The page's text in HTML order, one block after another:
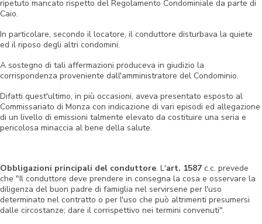
ripetuto mancato rispetto del Regolamento Condominiale da parte di
Caio.
In particolare, secondo il locatore, il conduttore disturbava la quiete
ed il riposo degli altri condomini.
A sostegno di tali affermazioni produceva in giudizio la
corrispondenza proveniente dall'amministratore del Condominio.
Difatti quest'ultimo, in più occasioni, aveva presentato esposto al
Commissariato di Monza con indicazione di vari episodi ed allegazione
di un livello di emissioni talmente elevato da costituire una seria e
pericolosa minaccia al bene della salute.
Obbligazioni principali del conduttore. L'art. 1587 c.c. prevede
che "Il conduttore deve prendere in consegna la cosa e osservare la
diligenza del buon padre di famiglia nel servirsene per l'uso
determinato nel contratto o per l'uso che può altrimenti presumersi
dalle circostanze; dare il corrispettivo nei termini convenuti".